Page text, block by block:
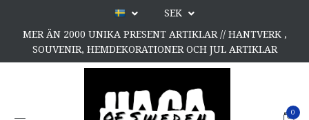
SEK
MER ÄN 2000 UNIKA PRESENT ARTIKLAR // HANTVERK ,
SOUVENIR, HEMDEKORATIONER OCH JUL ARTIKLAR
0